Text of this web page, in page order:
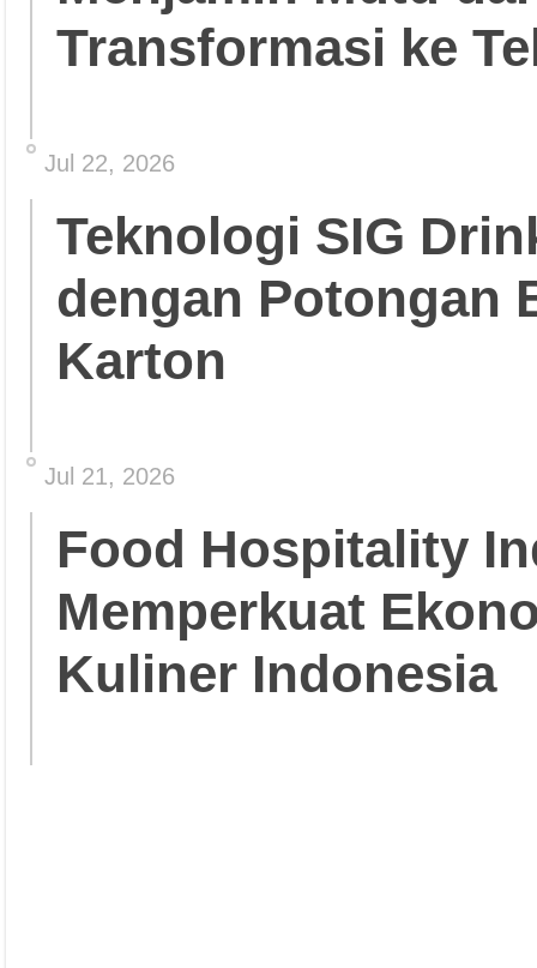
Transformasi ke
Jul 22, 2026
Teknologi SIG
dengan Potongan
Karton
Jul 21, 2026
Food Hospitality
Memperkuat
Kuliner Indonesia